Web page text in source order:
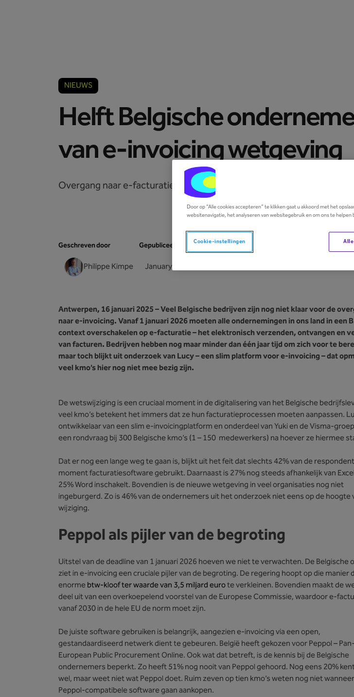
NIEUWS
Helft Belgische
van e-invoicing wetgeving
Overgang naar e-facturatie is nochtans verplicht vanaf 1 januari 2026
Geschreven door
Philippe Kimpe
Gepubliceerd op
January 16, 2025
Antwerpen, 16 januari 2025 – Veel Belgische bedrijven zijn nog niet klaar voor de
naar e-invoicing. Vanaf 1 januari 2026 moeten alle ondernemingen in ons land in een
context overschakelen op e-facturatie – het elektronisch verzenden, ontvangen en
van facturen. Bedrijven hebben nog maar minder dan één jaar tijd om zich voor te
maar toch blijkt uit onderzoek van Lucy – een slim platform voor e-invoicing – dat
veel kmo’s hier nog niet mee bezig zijn.
De wetswijziging is een cruciaal moment in de digitalisering van het Belgische
veel kmo’s betekent het immers dat ze hun facturatieprocessen moeten aanpassen.
ontwikkelaar van een slim e-invoicingplatform en onderdeel van Yuki en de Visma-
een rondvraag bij 300 Belgische kmo’s (1 – 150 medewerkers) na hoever ze hiermee
Dat er nog een lange weg te gaan is, blijkt uit het feit dat slechts 42% van de
moment facturatiesoftware gebruikt. Daarnaast is 27% nog steeds afhankelijk van
25% Word inschakelt. Bovendien is de nieuwe wetgeving in veel organisaties nog niet
ingeburgerd. Zo is 46% van de ondernemers uit het onderzoek niet eens op de hoogte
wijziging.
Peppol als pijler van de begroting
Uitstel van de deadline van 1 januari 2026 hoeven we niet te verwachten. De Belgische
ziet in e-invoicing een cruciale pijler van de begroting. De regering hoopt op die manier
enormebtw-kloof ter waarde van 3,5 miljard eurote verkleinen. Bovendien maakt de
deel uit van een overkoepelend voorstel van de Europese Commissie, waardoor e-
vanaf 2030 in de hele EU de norm moet zijn.
De juiste software gebruiken is belangrijk, aangezien e-invoicing via een open,
gestandaardiseerd netwerk dient te gebeuren. België heeft gekozen voor Peppol – Pan-
European Public Procurement Online. Ook wat dat betreft, is de kennis bij de Belgische
ondernemers beperkt. Zo heeft 51% nog nooit van Peppol gehoord. Nog eens 20%
wel, maar weet niet wat Peppol doet. Ruim zeven op tien kmo’s weten nog niet
Peppol-compatibele software gaan aankopen.
Door op “Alle cookies accepteren” te klikken gaat u akkoord met het
websitenavigatie, het analyseren van websitegebruik en om ons te
Cookie-instellingen